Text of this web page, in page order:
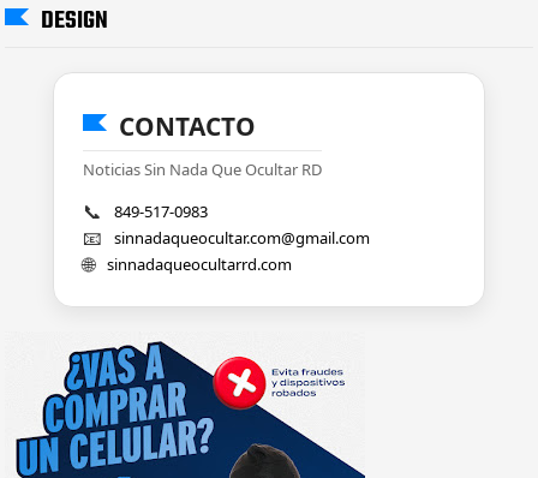
DESIGN
CONTACTO
Noticias Sin Nada Que Ocultar RD
📞 849-517-0983
📧 sinnadaqueocultar.com@gmail.com
🌐 sinnadaqueocultarrd.com